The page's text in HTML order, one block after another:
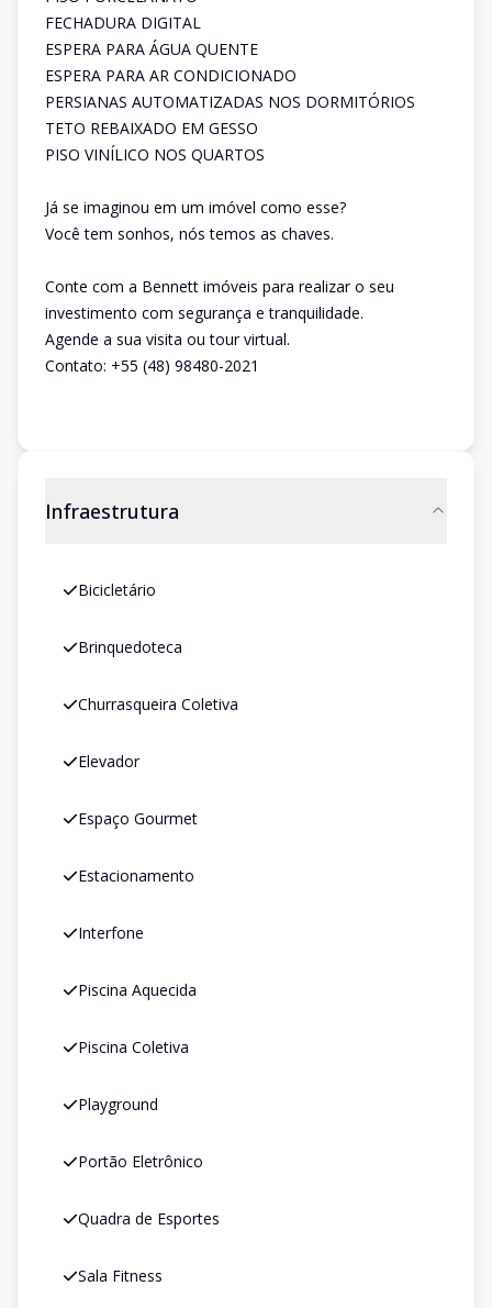
FECHADURA DIGITAL
ESPERA PARA ÁGUA QUENTE
ESPERA PARA AR CONDICIONADO
PERSIANAS AUTOMATIZADAS NOS DORMITÓRIOS
TETO REBAIXADO EM GESSO
PISO VINÍLICO NOS QUARTOS
Já se imaginou em um imóvel como esse?
Você tem sonhos, nós temos as chaves.
Conte com a Bennett imóveis para realizar o seu
investimento com segurança e tranquilidade.
Agende a sua visita ou tour virtual.
Contato: +55 (48) 98480-2021
Infraestrutura
Bicicletário
Brinquedoteca
Churrasqueira Coletiva
Elevador
Espaço Gourmet
Estacionamento
Interfone
Piscina Aquecida
Piscina Coletiva
Playground
Portão Eletrônico
Quadra de Esportes
Sala Fitness